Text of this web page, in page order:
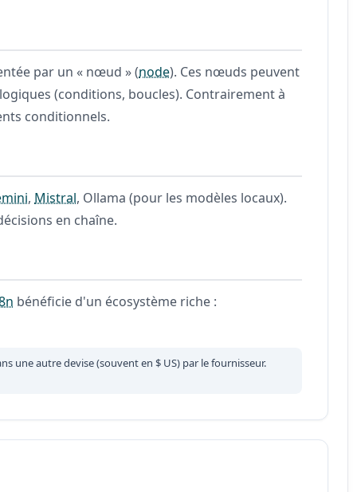
par un « nœud » (node). Ces nœuds peuvent
(conditions, boucles). Contrairement à
conditionnels.
, Mistral, Ollama (pour les modèles locaux).
en chaîne.
bénéficie d'un écosystème riche :
une autre devise (souvent en $ US) par le fournisseur.